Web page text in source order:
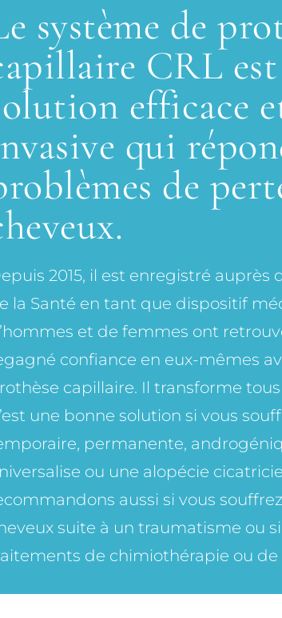
système de
CRL
efficace
qui
de
2015, il est enregistré auprès
la Santé en tant que dispositif
et de femmes ont
confiance en eux-mêmes
capillaire. Il transforme
une bonne solution si vous
permanente,
ou une alopécie
aussi si vous
suite à un traumatisme ou
de chimiothérapie ou de